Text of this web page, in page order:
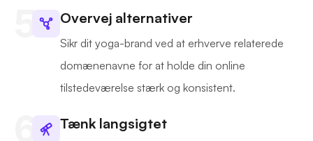
Overvej alternativer
Sikr dit yoga-brand ved at erhverve relaterede
domænenavne for at holde din online
tilstedeværelse stærk og konsistent.
Tænk langsigtet